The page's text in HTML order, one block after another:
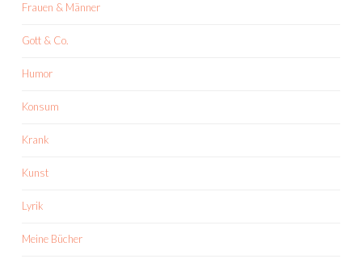
Frauen & Männer
Gott & Co.
Humor
Konsum
Krank
Kunst
Lyrik
Meine Bücher